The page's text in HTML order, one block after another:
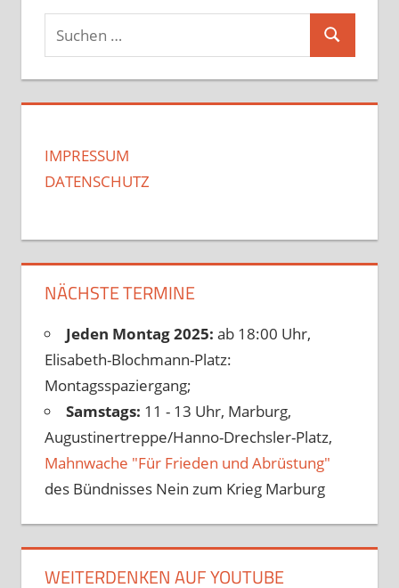
Suchen
nach:
Suchen
IMPRESSUM
DATENSCHUTZ
NÄCHSTE TERMINE
Jeden Montag 2025: ab 18:00 Uhr,
Elisabeth-Blochmann-Platz:
Montagsspaziergang;
Samstags: 11 - 13 Uhr, Marburg,
Augustinertreppe/Hanno-Drechsler-Platz,
Mahnwache "Für Frieden und Abrüstung"
des Bündnisses Nein zum Krieg Marburg
WEITERDENKEN AUF YOUTUBE